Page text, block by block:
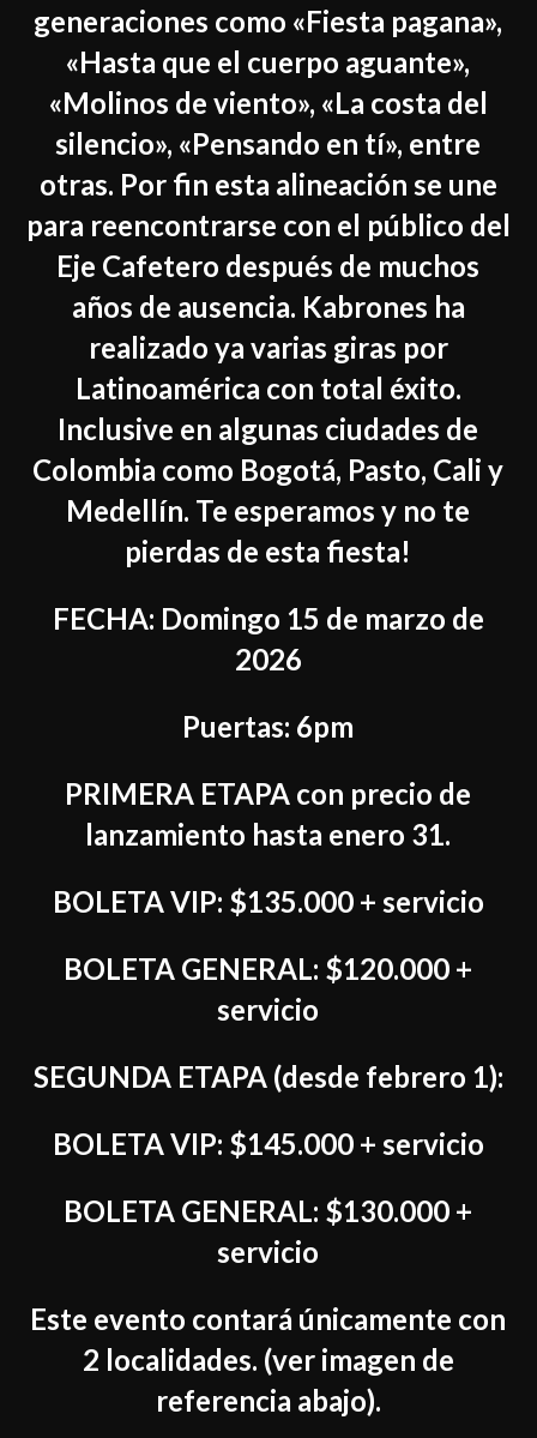
generaciones como «Fiesta pagana»,
«Hasta que el cuerpo aguante»,
«Molinos de viento», «La costa del
silencio», «Pensando en tí», entre
otras. Por fin esta alineación se une
para reencontrarse con el público del
Eje Cafetero después de muchos
años de ausencia. Kabrones ha
realizado ya varias giras por
Latinoamérica con total éxito.
Inclusive en algunas ciudades de
Colombia como Bogotá, Pasto, Cali y
Medellín. Te esperamos y no te
pierdas de esta fiesta!
FECHA: Domingo 15 de marzo de
2026
Puertas: 6pm
PRIMERA ETAPA con precio de
lanzamiento hasta enero 31.
BOLETA VIP: $135.000 + servicio
BOLETA GENERAL: $120.000 +
servicio
SEGUNDA ETAPA (desde febrero 1):
BOLETA VIP: $145.000 + servicio
BOLETA GENERAL: $130.000 +
servicio
Este evento contará únicamente con
2 localidades. (ver imagen de
referencia abajo).